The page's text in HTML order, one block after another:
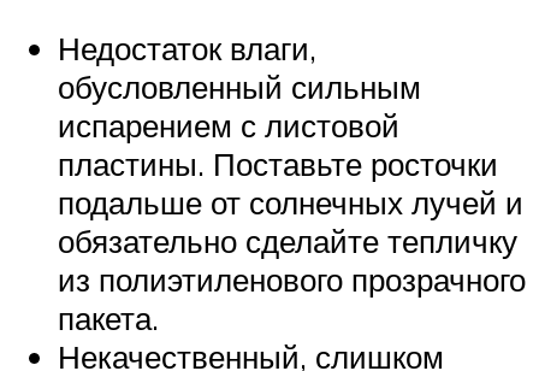
Недостаток влаги,
обусловленный сильным
испарением с листовой
пластины. Поставьте росточки
подальше от солнечных лучей и
обязательно сделайте тепличку
из полиэтиленового прозрачного
пакета.
Некачественный, слишком